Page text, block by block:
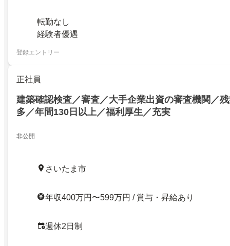
転勤なし
経験者優遇
登録エントリー
正社員
建築確認検査／審査／大手企業出資の審査機関／
多／年間130日以上／福利厚生／充実
非公開
さいたま市
年収400万円〜599万円 / 賞与・昇給あり
週休2日制